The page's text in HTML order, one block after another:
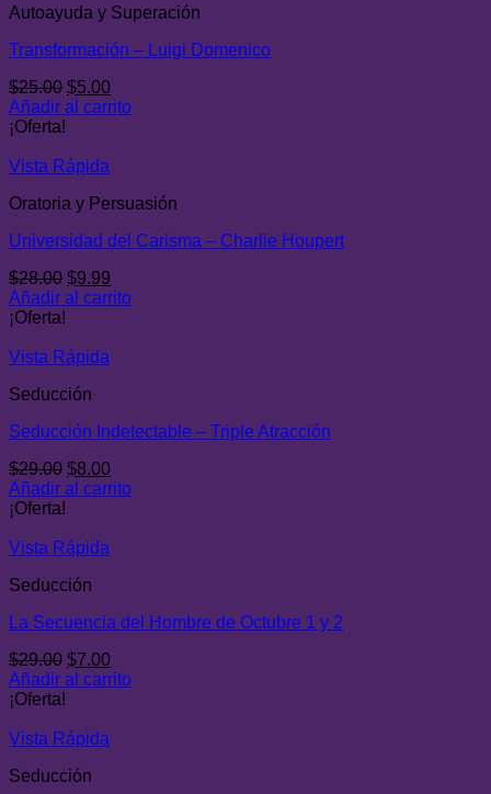
Autoayuda y Superación
Transformación – Luigi Domenico
$25.00 El
precio
$25.00.
$5.00El
precio
Añadir al carrito
¡Oferta!
Vista Rápida
Oratoria y Persuasión
Universidad del Carisma – Charlie Houpert
$28.00 El
precio
$28.00.
$9.99
precio
Añadir al carrito
¡Oferta!
Vista Rápida
Seducción
Seducción Indetectable – Triple Atracción
$29.00 El
precio
$29.00.
$8.00El
precio
Añadir al carrito
¡Oferta!
Vista Rápida
Seducción
La Secuencia del Hombre de Octubre 1 y 2
$29.00 El
precio
$29.00.
$7.00El
precio
Añadir al carrito
¡Oferta!
Vista Rápida
Seducción